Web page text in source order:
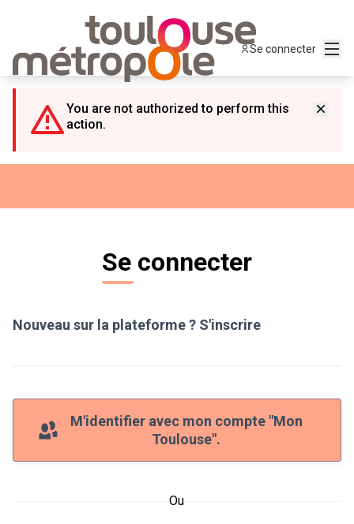
Se connecter
You are not authorized to perform this
action.
Se connecter
Nouveau sur la plateforme ? S'inscrire
M'identifier avec mon compte "Mon
Toulouse".
Ou